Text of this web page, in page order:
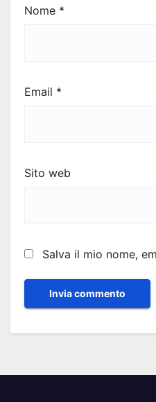
Nome *
Email *
Sito web
Salva il mio nome,